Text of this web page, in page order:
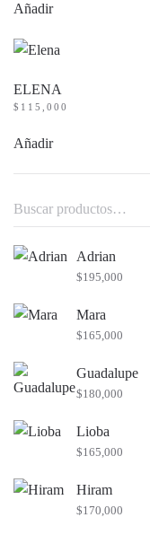
Añadir
ELENA
$ 115,000
Añadir
Buscar
por:
Adrian
$195,000
Mara
$165,000
Guadalupe
$180,000
Lioba
$165,000
Hiram
$170,000